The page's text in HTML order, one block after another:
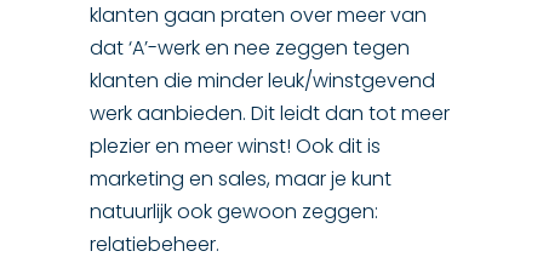
klanten gaan praten over meer van
dat ‘A’-werk en nee zeggen tegen
klanten die minder leuk/winstgevend
werk aanbieden. Dit leidt dan tot meer
plezier en meer winst! Ook dit is
marketing en sales, maar je kunt
natuurlijk ook gewoon zeggen:
relatiebeheer.